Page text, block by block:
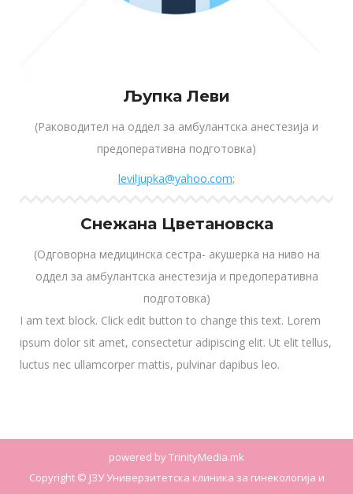
Љупка Леви
(Раководител на оддел за амбулантска анестезија и
предоперативна подготовка)
leviljupka@yahoo.com;
Снежана Цветановска
(Одговорна медицинска сестра- акушерка на ниво на
оддел за амбулантска анестезија и предоперативна
подготовка)
I am text block. Click edit button to change this text. Lorem
ipsum dolor sit amet, consectetur adipiscing elit. Ut elit tellus,
luctus nec ullamcorper mattis, pulvinar dapibus leo.
powered byTrinityMedia.mk
Copyright © ЈЗУ Универзитетска клиника за гинекологија и